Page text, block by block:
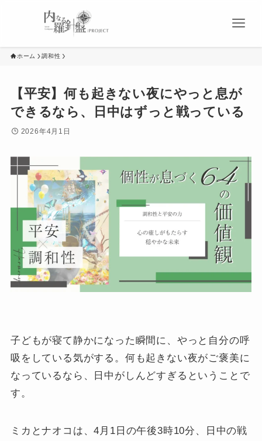
ホーム 調和性
【平安】何も起きない夜にやっと息が
できるなら、日中はずっと戦っている
2026年4月1日
子どもが寝て静かになった瞬間に、やっと自分の呼
吸をしている気がする。何も起きない夜がご褒美に
なっているなら、日中がしんどすぎるということで
す。
ミカとナオコは、4月1日の午後3時10分、日中の戦